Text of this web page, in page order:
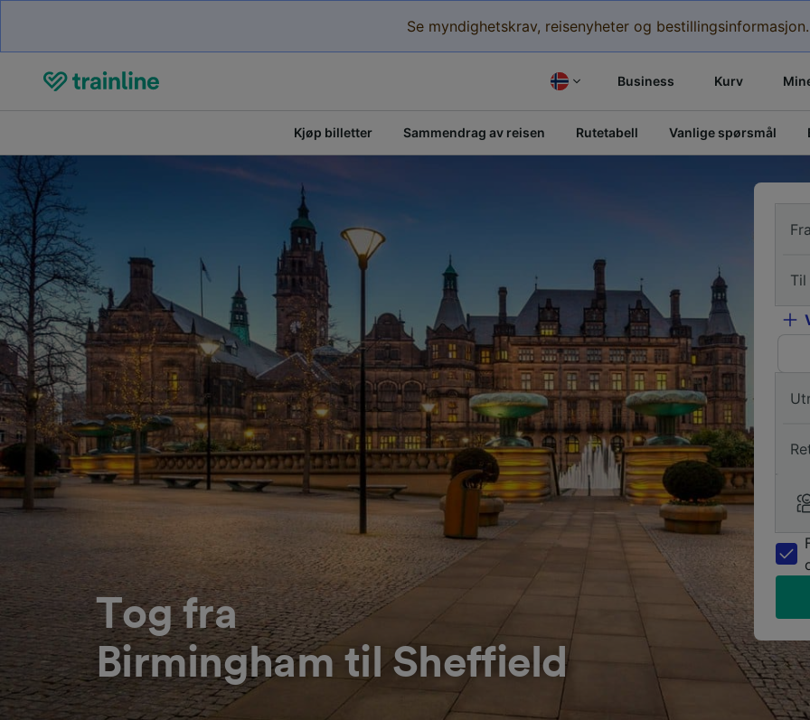
Se myndighetskrav, reisenyheter og bestillingsinformasjon.
Business Kurv
Kjøp billetter Sammendrag av reisen Rutetabell Vanlige spørsmål
Tog fra
Birmingham til Sheffield
Til